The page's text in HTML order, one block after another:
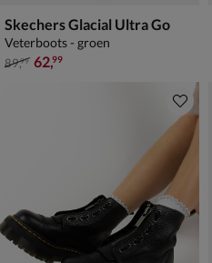
Skechers Glacial Ultra Go
Veterboots - groen
van € 89,99 voor € 62,99
89,99 62,99